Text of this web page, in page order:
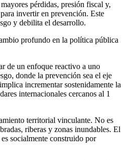
pérdidas, presión fiscal y,
invertir en prevención. Este
y debilita el desarrollo.
profundo en la política pública
de un enfoque reactivo a uno
donde la prevención sea el eje
incrementar sostenidamente la
internacionales cercanos al 1
territorial vinculante. No es
riberas y zonas inundables. El
socialmente construido por